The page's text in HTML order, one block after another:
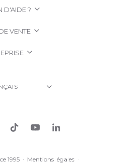
D'AIDE ?
VENTE
1995 · Mentions légales ·